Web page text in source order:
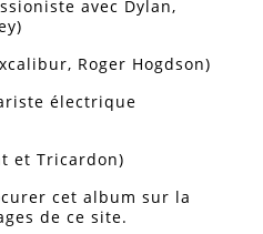
avec Dylan,
Roger Hogdson)
électrique
et Tricardon)
cet album sur la
de ce site.